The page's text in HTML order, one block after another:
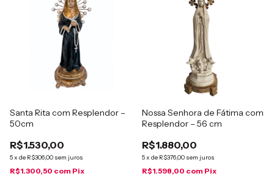
Santa Rita com Resplendor –
50cm
R$1.530,00
5x de R$306,00 sem juros
R$1.300,50 com Pix
Nossa Senhora de Fátima com
Resplendor – 56 cm
R$1.880,00
5x de R$376,00 sem juros
R$1.598,00 com Pix